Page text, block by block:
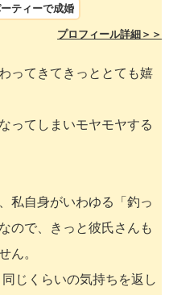
ティーで成婚
プロフィール詳細＞＞
ってきてきっととても嬉
ってしまいモヤモヤする
私自身がいわゆる「釣っ
ので、きっと彼氏さんも
ん。
じくらいの気持ちを返し